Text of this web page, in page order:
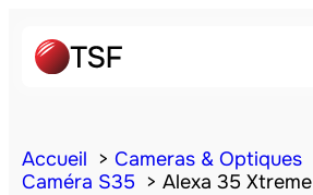
Accueil Cameras & Optiques
Caméra S35
Alexa 35 Xtreme